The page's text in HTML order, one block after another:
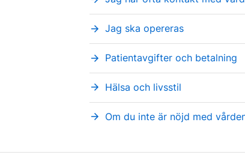
arrow_forward Jag ska opereras
arrow_forward Patientavgifter och betalning
arrow_forward Hälsa och livsstil
arrow_forward Om du inte är nöjd med